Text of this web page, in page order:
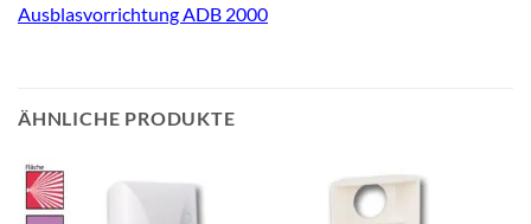
Ausblasvorrichtung ADB 2000
ÄHNLICHE PRODUKTE